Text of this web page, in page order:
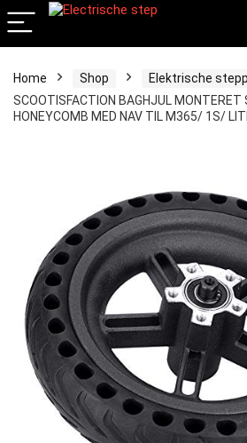
Home Shop
Elektrische
SCOOTISFACTION BAGHJUL MONTERET
HONEYCOMB MED NAV TIL M365/ 1S/